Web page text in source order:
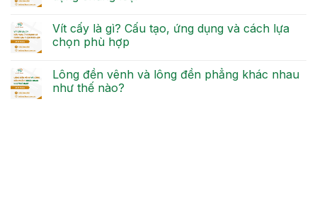
Vít cấy là gì? Cấu tạo, ứng dụng và cách lựa
chọn phù hợp
Lông đền vênh và lông đền phẳng khác nhau
như thế nào?